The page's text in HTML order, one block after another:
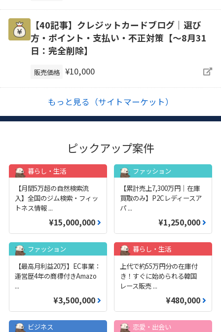
【40記事】クレジットカードブログ｜選び
方・ポイント・支払い・不正対策【～8月31
日：完全削除】
販売価格 ¥10,000
もっと見る（サイトマーケット）
ピックアップ案件
暮らし・生活
【月間5万超の自然検索流
入】全国のジム検索・フィッ
トネス情報 ...
¥15,000,000
ファッション
【累計売上7,300万円｜在庫
買取のみ】P2Cレディースア
パ ...
¥1,250,000
ファッション
【最高月利益20万】EC事業：
運営歴4年の商標付きAmazo
...
¥3,500,000
暮らし・生活
上代で約55万円分の在庫付
き！すぐに始められる韓国
レース販売 ...
¥480,000
ビジネス
恋愛・出会い